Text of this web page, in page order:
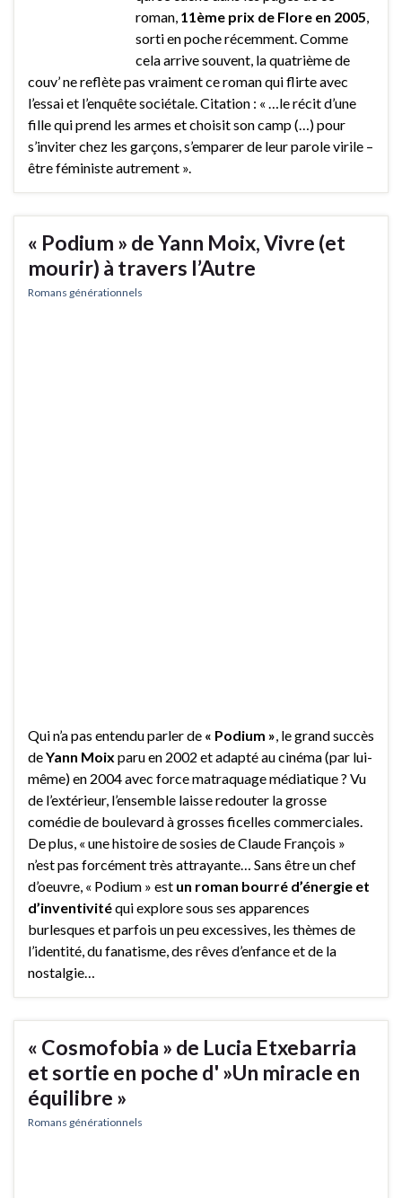
roman, 11ème prix de Flore en 2005
sorti en poche récemment. Comme
cela arrive souvent, la quatrième de
couv’ ne reflète pas vraiment ce roman qui flirte avec
l’essai et l’enquête sociétale. Citation : « …le récit d’une
fille qui prend les armes et choisit son camp (…) pour
s’inviter chez les garçons, s’emparer de leur parole virile –
être féministe autrement ».
« Podium » de Yann Moix, Vivre (et
mourir) à travers l’Autre
Romans générationnels
Qui n’a pas entendu parler de « Podium » , le grand succès
deYann Moix paru en 2002 et adapté au cinéma (par lui-
même) en 2004 avec force matraquage médiatique ? Vu
de l’extérieur, l’ensemble laisse redouter la grosse
comédie de boulevard à grosses ficelles commerciales.
De plus, « une histoire de sosies de Claude François »
n’est pas forcément très attrayante… Sans être un chef
d’oeuvre, « Podium » est un roman bourré d’énergie et
d’inventivitéqui explore sous ses apparences
burlesques et parfois un peu excessives, les thèmes de
l’identité, du fanatisme, des rêves d’enfance et de la
nostalgie…
« Cosmofobia » de Lucia Etxebarria
et sortie en poche d' »Un miracle en
équilibre »
Romans générationnels